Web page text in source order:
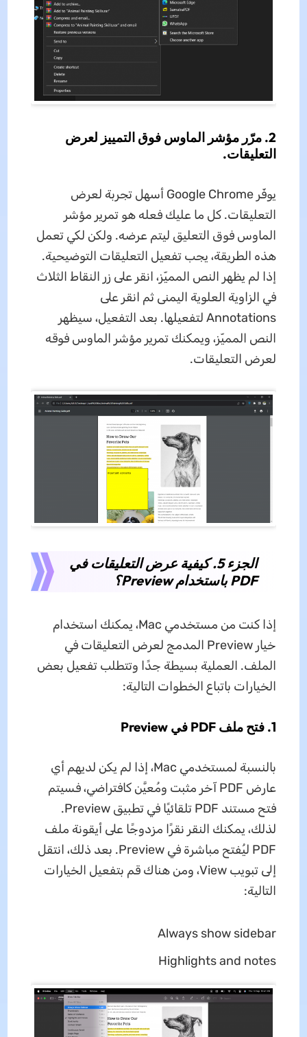
2. مرّر مؤشر الماوس فوق التمييز لعرض
التعليقات.
يوفّر Google Chrome أسهل تجربة لعرض
التعليقات. كل ما عليك فعله هو تمرير مؤشر
الماوس فوق التعليق ليتم عرضه. ولكن لكي تعمل
هذه الطريقة، يجب تفعيل التعليقات التوضيحية.
إذا لم يظهر النص المميّز، انقر على زر النقاط الثلاث
في الزاوية العلوية اليمنى ثم انقر على
Annotations لتفعيلها. بعد التفعيل، سيظهر
النص المميّز، ويمكنك تمرير مؤشر الماوس فوقه
لعرض التعليقات.
الجزء 5. كيفية عرض التعليقات في
PDF باستخدام Preview؟
إذا كنت من مستخدمي Mac، يمكنك استخدام
خيار Preview المدمج لعرض التعليقات في
الملف. العملية بسيطة جدًا وتتطلب تفعيل بعض
الخيارات باتباع الخطوات التالية:
1. فتح ملف PDF في Preview
بالنسبة لمستخدمي Mac، إذا لم يكن لديهم أي
عارض PDF آخر مثبت ومُعيَّن كافتراضي، فسيتم
فتح مستند PDF تلقائيًا في تطبيق Preview.
لذلك، يمكنك النقر نقرًا مزدوجًا على أيقونة ملف
PDF ليُفتح مباشرة في Preview. بعد ذلك، انتقل
إلى تبويب View، ومن هناك قم بتفعيل الخيارات
التالية:
Always show sidebar
Highlights and notes